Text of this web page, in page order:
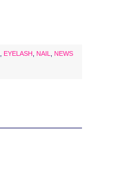
EYELASH NAIL NEWS